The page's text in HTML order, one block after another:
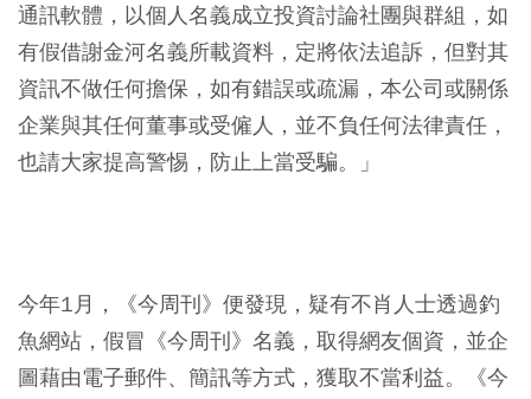
通訊軟體，以個人名義成立投資討論社團與群組 ，如
有假借謝金河名義所載資料，定將依法追訴，但對其
資訊不做任何擔保，如有錯誤或疏漏，本公司或關係
企業與其任何董事或受僱人，並不負任何法律責任，
也請大家提高警惕，防止上當受騙。」
今年1月，《今周刊》便發現，疑有不肖人士透過釣
魚網站，假冒《今周刊》名義，取得網友個資，並企
圖藉由電子郵件、簡訊等方式，獲取不當利益。《今